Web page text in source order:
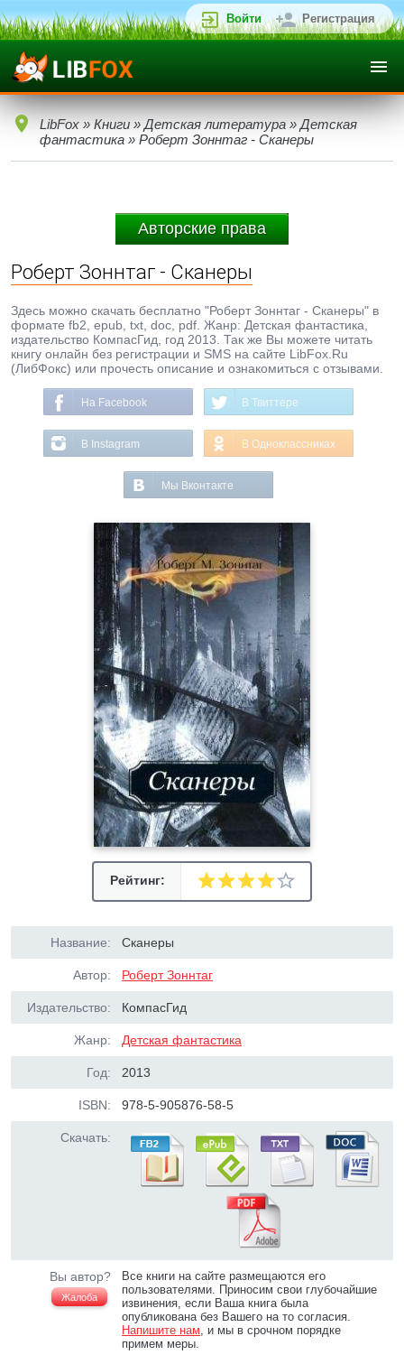
Войти Регистрация
LibFox » Книги » Детская литература » Детская
фантастика » Роберт Зоннтаг - Сканеры
Авторские права
Роберт Зоннтаг - Сканеры
Здесь можно скачать бесплатно "Роберт Зоннтаг - Сканеры" в
формате fb2, epub, txt, doc, pdf. Жанр: Детская фантастика,
издательство КомпасГид, год 2013. Так же Вы можете читать
книгу онлайн без регистрации и SMS на сайте LibFox.Ru
(ЛибФокс) или прочесть описание и ознакомиться с отзывами.
На Facebook В Твиттере
В Instagram В Одноклассниках
Мы Вконтакте
Рейтинг:
Название: Сканеры
Автор: Роберт Зоннтаг
Издательство: КомпасГид
Жанр: Детская фантастика
Год: 2013
ISBN: 978-5-905876-58-5
Скачать:
Вы автор?
Жалоба
Все книги на сайте размещаются его
пользователями. Приносим свои глубочайшие
извинения, если Ваша книга была
опубликована без Вашего на то согласия.
Напишите нам, и мы в срочном порядке
примем меры.